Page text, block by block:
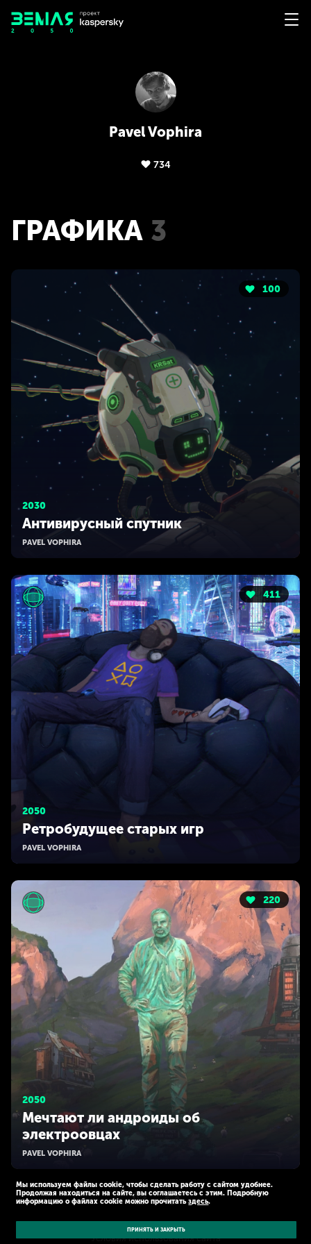
Pavel Vophira
734
ГРАФИКА 3
100
2030
Антивирусный спутник
PAVEL VOPHIRA
411
2050
Ретробудущее старых игр
PAVEL VOPHIRA
220
2050
Мечтают ли андроиды об
электроовцах
PAVEL VOPHIRA
Политика конфиденциальности
Условия использования сайта
Мы используем файлы cookie, чтобы сделать работу с сайтом удобнее.
Продолжая находиться на сайте, вы соглашаетесь с этим. Подробную
информацию о файлах cookie можно прочитатьздесь.
ПРИНЯТЬ И ЗАКРЫТЬ